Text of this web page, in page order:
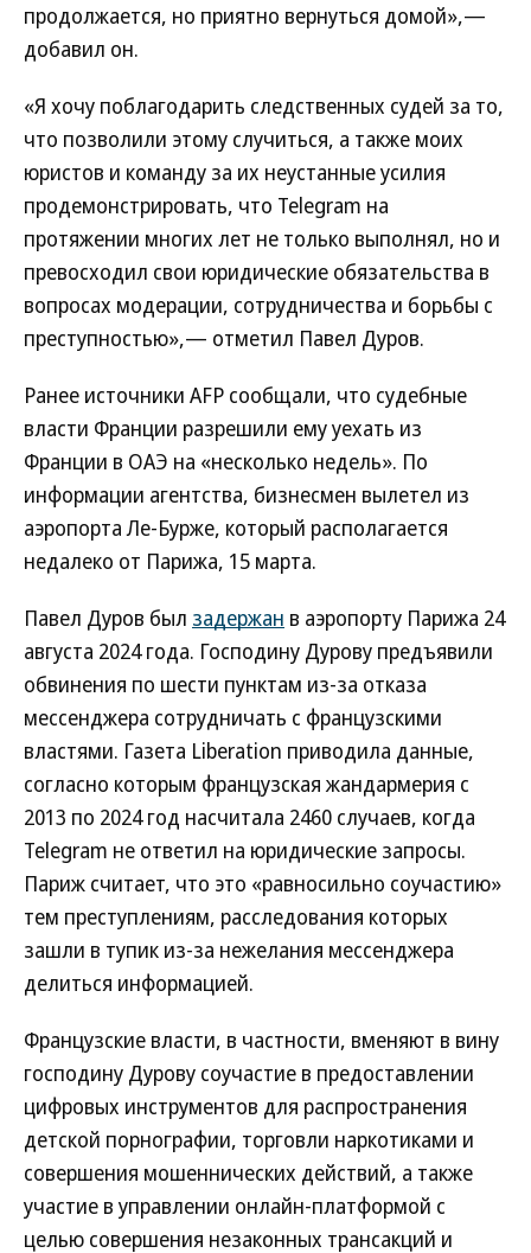
продолжается, но приятно вернуться домой»,—
добавил он.
«Я хочу поблагодарить следственных судей за то,
что позволили этому случиться, а также моих
юристов и команду за их неустанные усилия
продемонстрировать, что Telegram на
протяжении многих лет не только выполнял, но и
превосходил свои юридические обязательства в
вопросах модерации, сотрудничества и борьбы с
преступностью»,— отметил Павел Дуров.
Ранее источники AFP сообщали, что судебные
власти Франции разрешили ему уехать из
Франции в ОАЭ на «несколько недель». По
информации агентства, бизнесмен вылетел из
аэропорта Ле-Бурже, который располагается
недалеко от Парижа, 15 марта.
Павел Дуров был задержан в аэропорту Парижа 24
августа 2024 года. Господину Дурову предъявили
обвинения по шести пунктам из-за отказа
мессенджера сотрудничать с французскими
властями. Газета Liberation приводила данные,
согласно которым французская жандармерия с
2013 по 2024 год насчитала 2460 случаев, когда
Telegram не ответил на юридические запросы.
Париж считает, что это «равносильно соучастию»
тем преступлениям, расследования которых
зашли в тупик из-за нежелания мессенджера
делиться информацией.
Французские власти, в частности, вменяют в вину
господину Дурову соучастие в предоставлении
цифровых инструментов для распространения
детской порнографии, торговли наркотиками и
совершения мошеннических действий, а также
участие в управлении онлайн-платформой с
целью совершения незаконных трансакций и